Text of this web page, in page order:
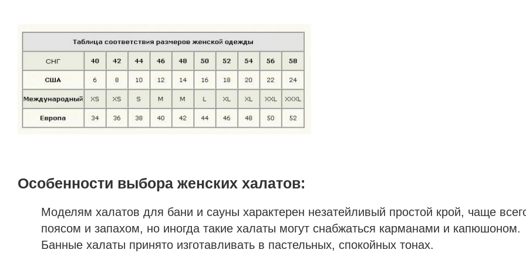
Особенности выбора женских халатов:
Моделям халатов для бани и сауны характерен незатейливый простой крой, чаще
поясом и запахом, но иногда такие халаты могут снабжаться карманами и капюшоном.
Банные халаты принято изготавливать в пастельных, спокойных тонах.